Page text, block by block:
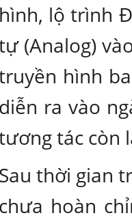
hình, lộ trình
(Analog)
hình
diễn ra vào
tác còn
Sau thời gian
chưa hoàn